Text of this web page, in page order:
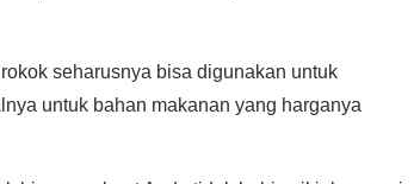
seharusnya bisa digunakan untuk
untuk bahan makanan yang harganya